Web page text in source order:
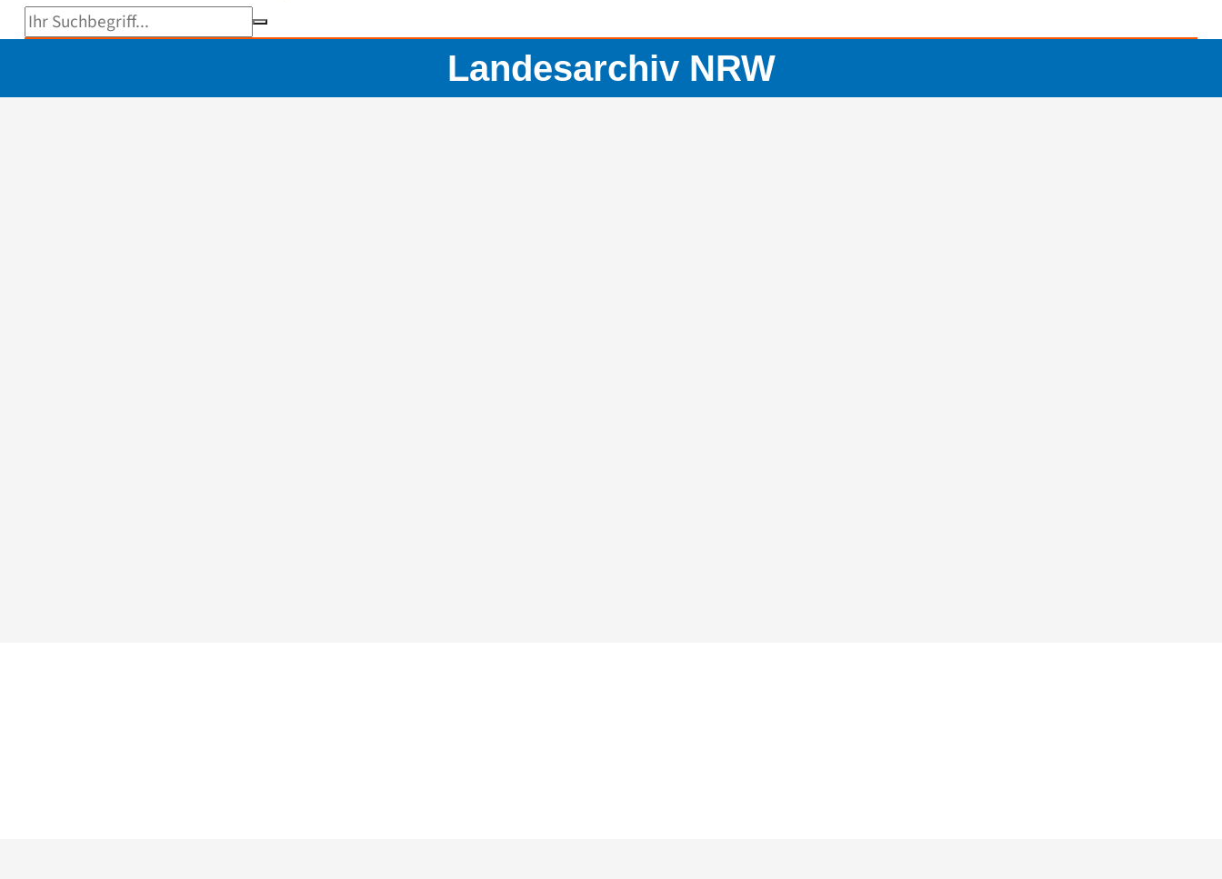
Suchbegriff eingeben
Landesarchiv NRW